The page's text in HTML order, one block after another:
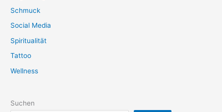
Schmuck
Social Media
Spiritualität
Tattoo
Wellness
Suchen